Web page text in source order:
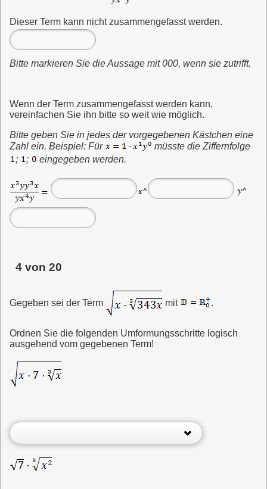
Dieser Term kann nicht zusammengefasst werden.
Bitte markieren Sie die Aussage mit 000, wenn sie zutrifft.
Wenn der Term zusammengefasst werden kann,
vereinfachen Sie ihn bitte so weit wie möglich.
Bitte geben Sie in jedes der vorgegebenen Kästchen eine
Zahl ein. Beispiel: Für
müsste die Ziffernfolge
;
; eingegeben werden.
4 von 20
Gegeben sei der Term mit .
Ordnen Sie die folgenden Umformungsschritte logisch
ausgehend vom gegebenen Term!